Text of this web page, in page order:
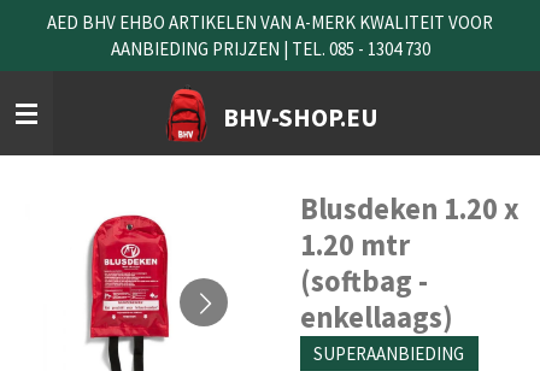
naar
de
hoofdinhoud
BHV-SHOP.EU
AED BHV EHBO ARTIKELEN VAN A-MERK KWALITEIT VOOR
AANBIEDING PRIJZEN | TEL. 085 - 1304 730
Blusdeken 1.20 x
1.20 mtr
(softbag -
enkellaags)
SUPERAANBIEDING